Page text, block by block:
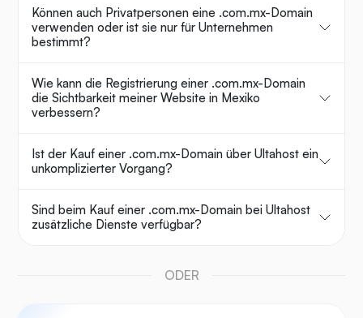
Können auch Privatpersonen eine .com.mx-Domain
verwenden oder ist sie nur für Unternehmen
bestimmt?
Wie kann die Registrierung einer .com.mx-Domain
die Sichtbarkeit meiner Website in Mexiko
verbessern?
Ist der Kauf einer .com.mx-Domain über Ultahost ein
unkomplizierter Vorgang?
Sind beim Kauf einer .com.mx-Domain bei Ultahost
zusätzliche Dienste verfügbar?
ODER